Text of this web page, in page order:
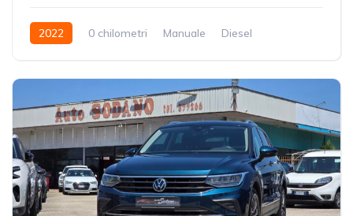
2022 0 chilometri Manuale
Diesel